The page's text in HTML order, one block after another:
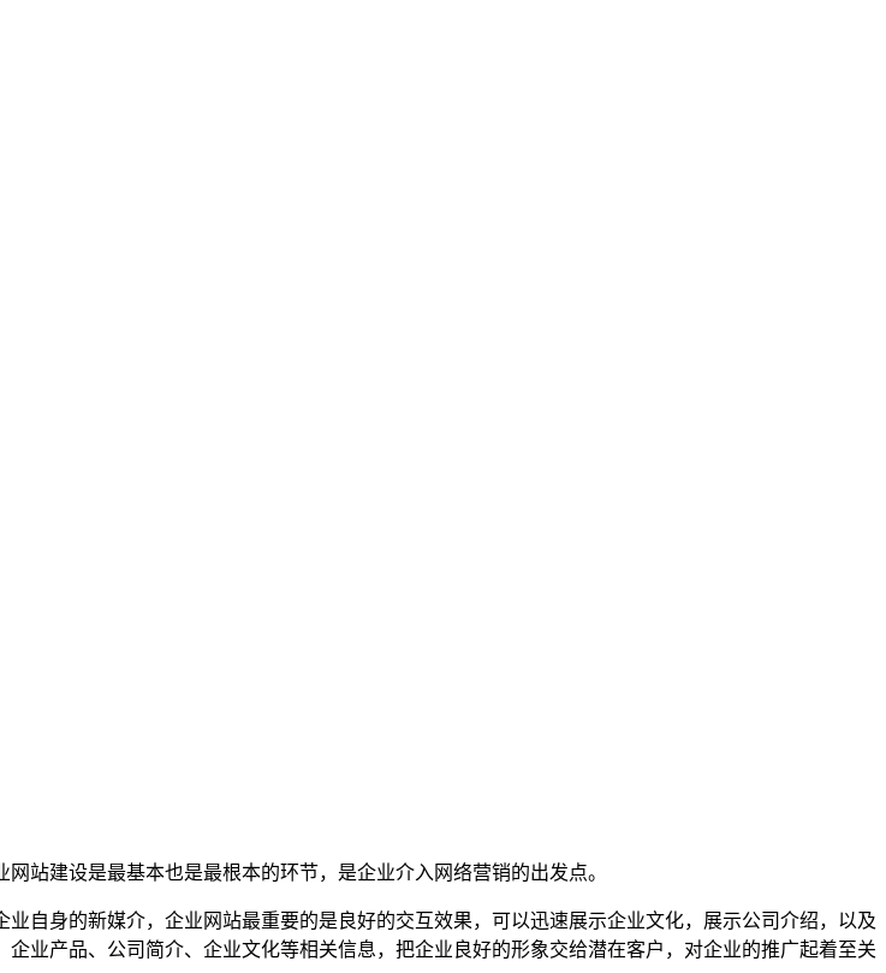
站建设是最基本也是最根本的环节，是企业介入网络营销的出发点。
自身的新媒介，企业网站最重要的是良好的交互效果，可以迅速展示企业文化，展示公司介绍，以及
业产品、公司简介、企业文化等相关信息，把企业良好的形象交给潜在客户，对企业的推广起着至关